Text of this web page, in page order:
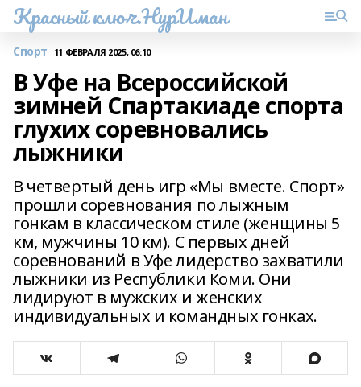
Красный ключ.НурИман
Спорт 11 ФЕВРАЛЯ 2025, 06:10
В Уфе на Всероссийской
зимней Спартакиаде спорта
глухих соревновались
лыжники
В четвертый день игр «Мы вместе. Спорт»
прошли соревнования по лыжным
гонкам в классическом стиле (женщины 5
км, мужчины 10 км). С первых дней
соревнований в Уфе лидерство захватили
лыжники из Республики Коми. Они
лидируют в мужских и женских
индивидуальных и командных гонках.